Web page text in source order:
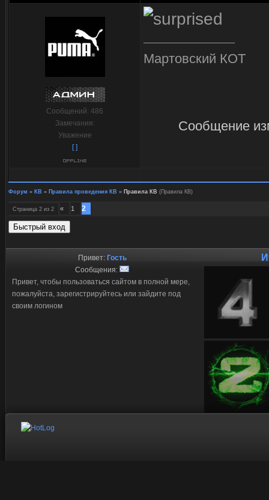
Сообщений: 486
Замечания:
Уважение
[ ]
Мартовский КОТ
Сообщение
Форум » КВ » Правила проведения КВ » Правила КВ (Правила КВ)
Страница 2 из 2 « 1 2
Привет: Гость
Сообщения:
Привет, чтобы пользоваться сайтом в полной мере,
пожалуйста, зарегистрируйтесь или зайдите под
своим логином